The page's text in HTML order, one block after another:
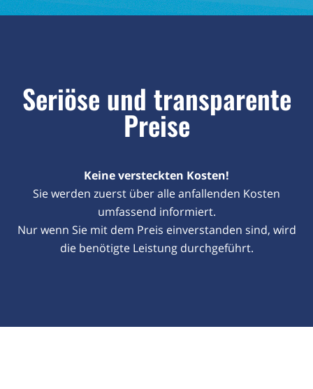
Seriöse und transparente
Preise
Keine versteckten Kosten!
Sie werden zuerst über alle anfallenden Kosten
umfassend informiert.
Nur wenn Sie mit dem Preis einverstanden sind, wird
die benötigte Leistung durchgeführt.